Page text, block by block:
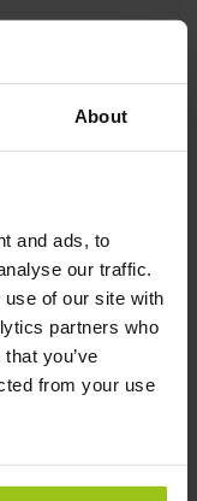
About
and ads, to
our traffic.
of our site with
partners who
you’ve
from your use